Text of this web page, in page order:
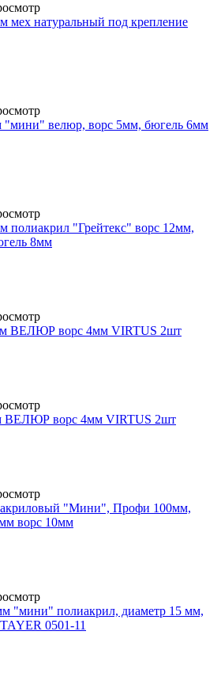
мех натуральный под крепление
"мини" велюр, ворс 5мм, бюгель 6мм
полиакрил "Грейтекс" ворс 12мм,
8мм
ВЕЛЮР ворс 4мм VIRTUS 2шт
ВЕЛЮР ворс 4мм VIRTUS 2шт
"Мини", Профи 100мм,
ворс 10мм
"мини" полиакрил, диаметр 15 мм,
0501-11